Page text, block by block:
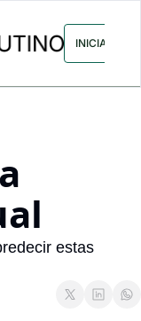
ANUNCIA CON
INICIAR
estas